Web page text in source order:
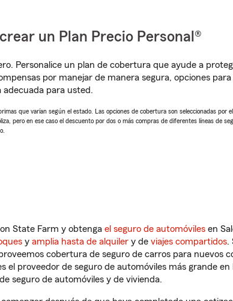
un Plan Precio Personal®
Personalice un plan de cobertura que ayude a
por manejar de manera segura, opciones
adecuada para usted.
que varían según el estado. Las opciones de cobertura son seleccionadas por
pero en ese caso el descuento por dos o más compras de diferentes líneas de
State Farm y obtenga el seguro de automóviles en
y amplia hasta de alquiler y de viajes compartidos.
cobertura de seguro de carros para nuevos
el proveedor de seguro de automóviles más grande en
seguro de automóviles y de vivienda.